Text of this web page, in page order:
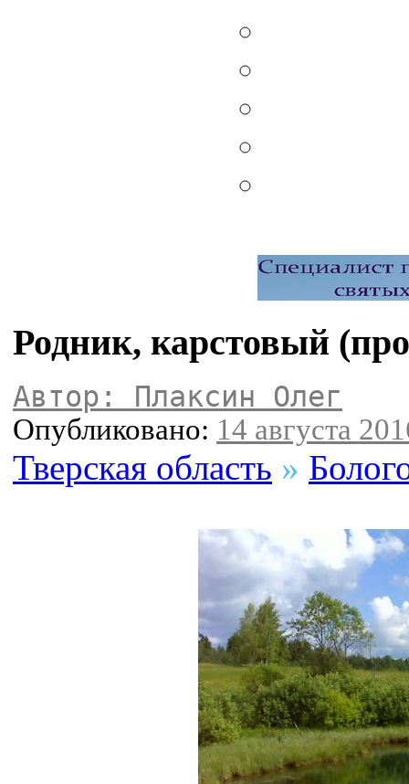
Родник, карстовый
Автор: Плаксин Олег
Опубликовано: 14 августа
Тверская область »